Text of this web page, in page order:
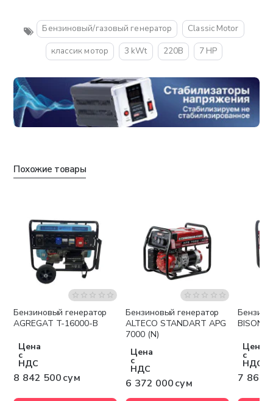
Бензиновый/газовый генератор
Classic Motor
классик мотор
3 kWt 220В 7 НР
Похожие товары
Бесплатная доставка
Бензиновый генератор
AGREGAT T-16000-B
Цена
с
НДС
8 842 500 сум
Бесплатная доставка
Бензиновый генератор
ALTECO STANDART APG
7000 (N)
Цена
с
НДС
6 372 000 сум
BISON
Цена
с
НДС
7 860